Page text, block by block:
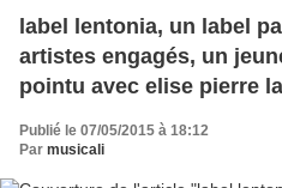
label lentonia, un label
artistes engagés, un
pointu avec elise pierre
Publié le 07/05/2015 à 18:12
Par musicali